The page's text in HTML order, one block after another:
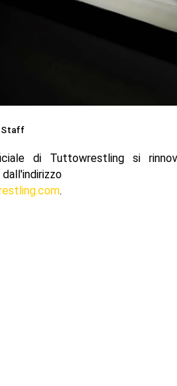
Staff
di Tuttowrestling si
.